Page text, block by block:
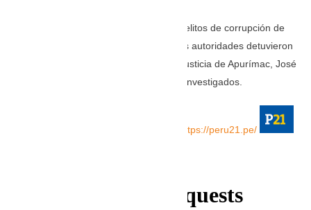
Debido a la presunta comisión de los delitos de corrupción de
funcionarios y organización criminal, las autoridades detuvieron
al presidente de la Corte Superior de Justicia de Apurímac, José
Alberto Tinco Luján, su esposa y otros investigados.
LEA LA HISTORIA COMPLETA AQUÍ: https://peru21.pe/